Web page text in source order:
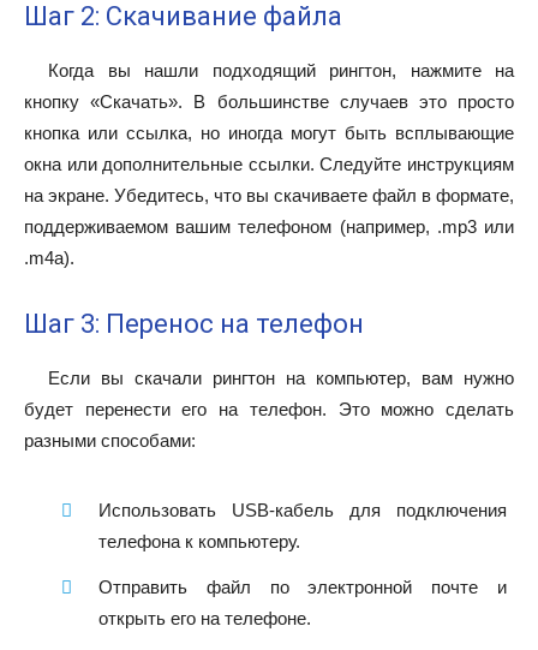
Шаг 2: Скачивание файла
Когда вы нашли подходящий рингтон, нажмите на
кнопку «Скачать». В большинстве случаев это просто
кнопка или ссылка, но иногда могут быть всплывающие
окна или дополнительные ссылки. Следуйте инструкциям
на экране. Убедитесь, что вы скачиваете файл в формате,
поддерживаемом вашим телефоном (например, .mp3 или
.m4a).
Шаг 3: Перенос на телефон
Если вы скачали рингтон на компьютер, вам нужно
будет перенести его на телефон. Это можно сделать
разными способами:
Использовать USB-кабель для подключения
телефона к компьютеру.
Отправить файл по электронной почте и
открыть его на телефоне.